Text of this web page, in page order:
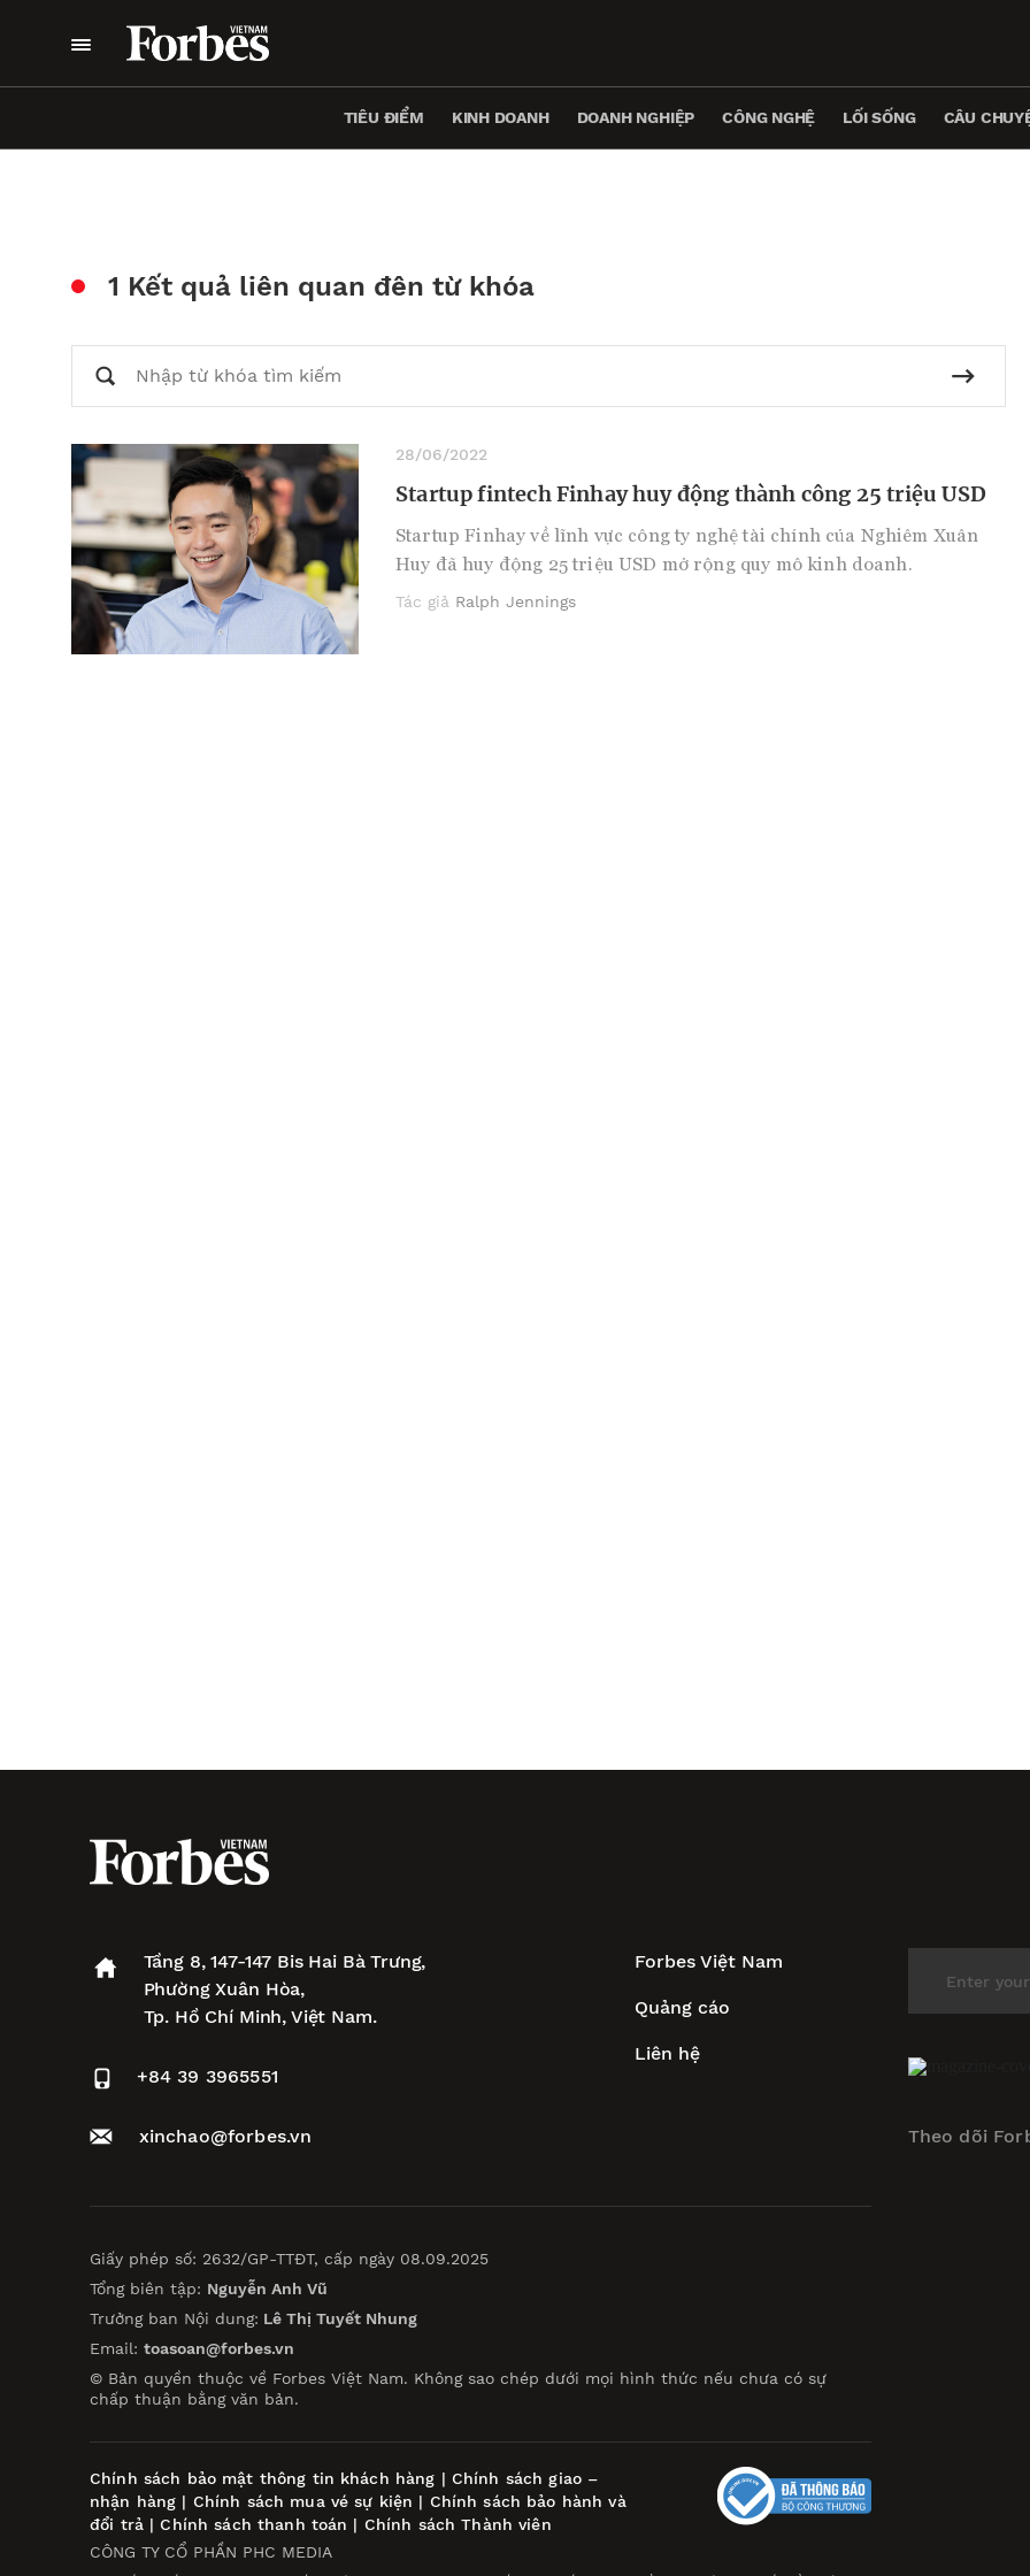
TIÊU ĐIỂM KINH DOANH DOANH NGHIỆP CÔNG NGHỆ LỐI SỐNG CÂU
1 Kết quả liên quan đên từ khóa
28/06/2022
Startup fintech Finhay huy động thành công 25 triệu USD
Startup Finhay về lĩnh vực công ty nghệ tài chính của Nghiêm Xuân
Huy đã huy động 25 triệu USD mở rộng quy mô kinh doanh.
Tác giả Ralph Jennings
Tầng 8, 147-147 Bis Hai Bà Trưng,
Phường Xuân Hòa,
Tp. Hồ Chí Minh, Việt Nam.
+84 39 3965551
xinchao@forbes.vn
Forbes Việt Nam
Quảng cáo
Liên hệ
Giấy phép số: 2632/GP-TTĐT, cấp ngày 08.09.2025
Tổng biên tập: Nguyễn Anh Vũ
Trưởng ban Nội dung: Lê Thị Tuyết Nhung
Email: toasoan@forbes.vn
© Bản quyền thuộc về Forbes Việt Nam. Không sao chép dưới mọi hình thức nếu chưa có sự
chấp thuận bằng văn bản.
Chính sách bảo mật thông tin khách hàng | Chính sách giao –
nhận hàng | Chính sách mua vé sự kiện | Chính sách bảo hành và
đổi trả|Chính sách thanh toán | Chính sách Thành viên
CÔNG TY CỔ PHẦN PHC MEDIA
Theo dõi